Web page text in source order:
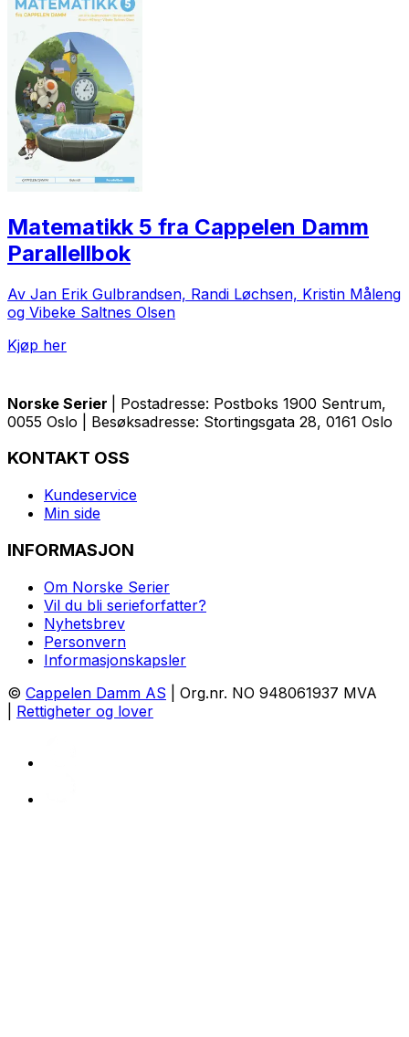
Matematikk 5 fra Cappelen Damm
Parallellbok
Av Jan Erik Gulbrandsen, Randi Løchsen, Kristin Måleng
og Vibeke Saltnes Olsen
Kjøp her
Norske Serier
| Postadresse: Postboks 1900 Sentrum,
0055 Oslo | Besøksadresse: Stortingsgata 28, 0161 Oslo
KONTAKT OSS
Kundeservice
Min side
INFORMASJON
Om Norske Serier
Vil du bli serieforfatter?
Nyhetsbrev
Personvern
Informasjonskapsler
© Cappelen Damm AS | Org.nr. NO 948061937 MVA
Rettigheter og lover